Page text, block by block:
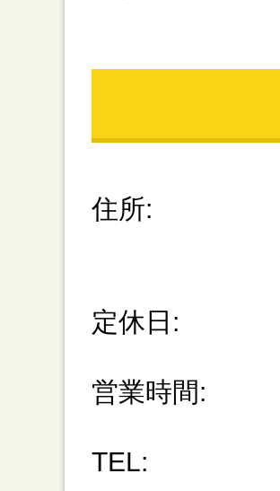
住所:
定休日:
営業時間:
TEL: